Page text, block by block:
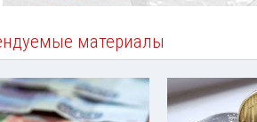
материалы